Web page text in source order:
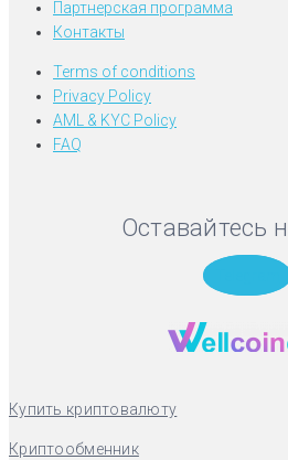
Партнерская программа
Контакты
Terms of conditions
Privacy Policy
AML & KYC Policy
FAQ
Оставайтесь
Купить криптовалюту
Криптообменник